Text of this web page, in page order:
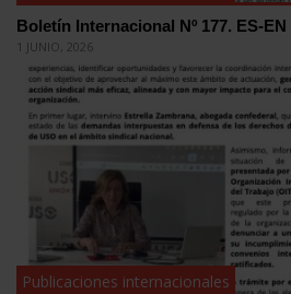
Boletín Internacional Nº 177. ES-EN
1 JUNIO, 2026
Publicaciones internacionales